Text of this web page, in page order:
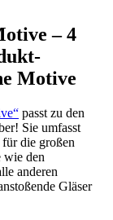
– 4
Motive
passt zu den
Sie umfasst
die großen
wie den
anderen
Gläser